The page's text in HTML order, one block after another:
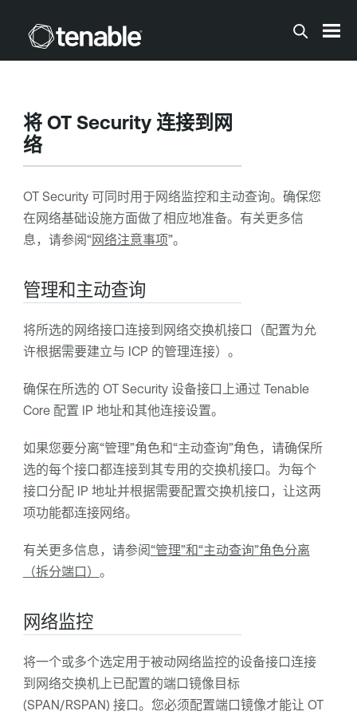
将 OT Security连接到网
络
OT Security可同时用于网络监控和主动查询。确保您
在网络基础设施方面做了相应地准备。 有关更多信
息，请参阅“网络注意事项”。
管理和主动查询
将所选的网络接口连接到网络交换机接口（配置为允
许根据需要建立与 ICP 的管理连接）。
确保在所选的 OT Security设备接口上通过 Tenable
Core配置 IP 地址和其他连接设置。
如果您要分离“管理”角色和“主动查询”角色，请确保所
选的每个接口都连接到其专用的交换机接口。为每个
接口分配 IP 地址并根据需要配置交换机接口，让这两
项功能都连接网络。
有关更多信息，请参阅“管理”和“主动查询”角色分离
（拆分端口） 。
网络监控
将一个或多个选定用于被动网络监控的设备接口连接
到网络交换机上已配置的端口镜像目标
(SPAN/RSPAN) 接口。您必须配置端口镜像才能让 OT